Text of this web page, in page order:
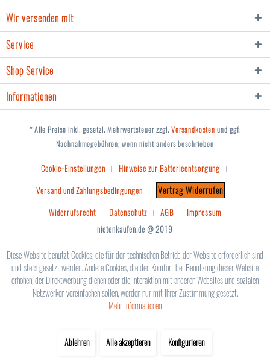
Wir versenden mit
Service
Shop Service
Informationen
* Alle Preise inkl. gesetzl. Mehrwertsteuer zzgl. Versandkosten und ggf.
Nachnahmegebühren, wenn nicht anders beschrieben
Cookie-Einstellungen
Hinweise zur Batterieentsorgung
Versand und Zahlungsbedingungen
Vertrag Widerrufen
Widerrufsrecht Datenschutz AGB
Impressum
nietenkaufen.de @ 2019
Diese Website benutzt Cookies, die für den technischen Betrieb der Website erforderlich sind
und stets gesetzt werden. Andere Cookies, die den Komfort bei Benutzung dieser Website
erhöhen, der Direktwerbung dienen oder die Interaktion mit anderen Websites und sozialen
Netzwerken vereinfachen sollen, werden nur mit Ihrer Zustimmung gesetzt.
Mehr Informationen
Ablehnen Alle akzeptieren Konfigurieren